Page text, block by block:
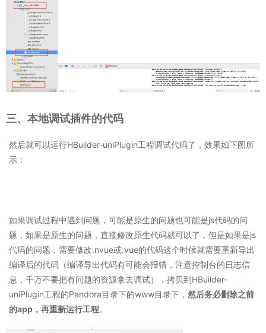
三、本地调试插件的代码
然后就可以运行HBuilder-uniPlugin工程调试代码了，效果如下图所
示：
如果调试过程中遇到问题，可能是原生的问题也可能是js代码的问
题，如果是原生的问题，直接修改原生代码就可以了，但是如果是js
代码的问题，需要修改.nvue或.vue的代码这个时候就需要重新导出
编译后的代码（编译导出代码有可能会报错，注意控制台的日志信
息，千万不要把有问题的资源拿去调试），拷贝到HBuilder-
uniPlugin工程的Pandora目录下的www目录下， 然后务必删除之前
的app，再重新运行工程。